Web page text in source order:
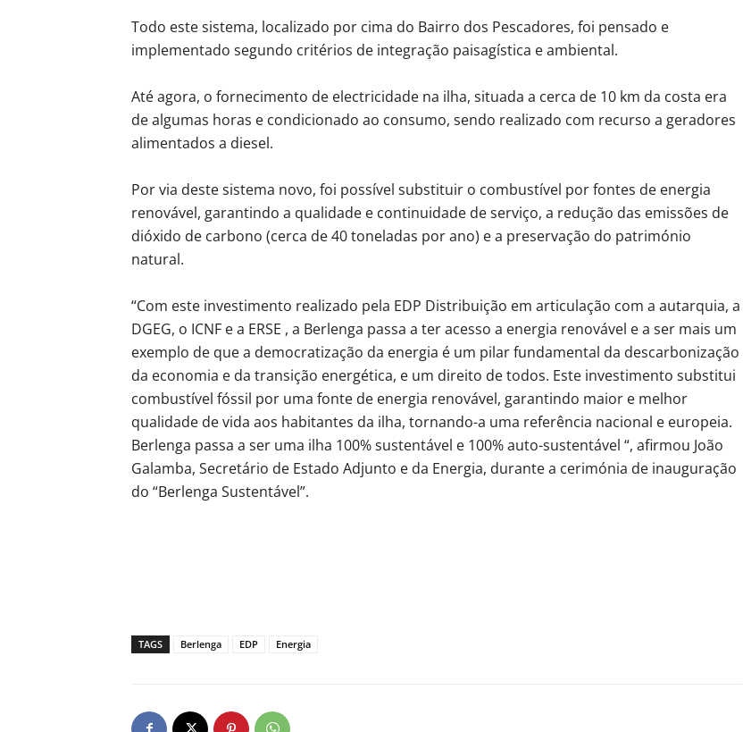
Todo este sistema, localizado por cima do Bairro dos Pescadores, foi pensado e
implementado segundo critérios de integração paisagística e ambiental.
Até agora, o fornecimento de electricidade na ilha, situada a cerca de 10 km da costa era
de algumas horas e condicionado ao consumo, sendo realizado com recurso a geradores
alimentados a diesel.
Por via deste sistema novo, foi possível substituir o combustível por fontes de energia
renovável, garantindo a qualidade e continuidade de serviço, a redução das emissões de
dióxido de carbono (cerca de 40 toneladas por ano) e a preservação do património
natural.
“Com este investimento realizado pela EDP Distribuição em articulação com a autarquia, a
DGEG, o ICNF e a ERSE , a Berlenga passa a ter acesso a energia renovável e a ser mais um
exemplo de que a democratização da energia é um pilar fundamental da descarbonização
da economia e da transição energética, e um direito de todos. Este investimento substitui
combustível fóssil por uma fonte de energia renovável, garantindo maior e melhor
qualidade de vida aos habitantes da ilha, tornando-a uma referência nacional e europeia.
Berlenga passa a ser uma ilha 100% sustentável e 100% auto-sustentável “, afirmou João
Galamba, Secretário de Estado Adjunto e da Energia, durante a cerimónia de inauguração
do “Berlenga Sustentável”.
TAGS Berlenga EDP Energia